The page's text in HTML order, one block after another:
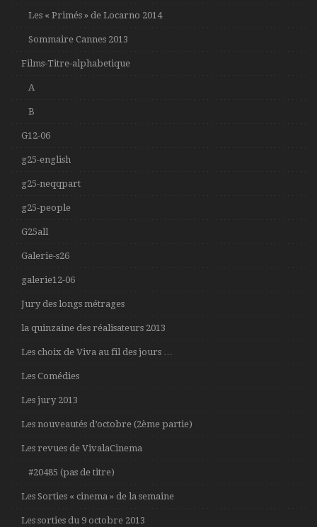
Les « Primés » de Locarno 2014
Sommaire Cannes 2013
Films-Titre-alphabetique
A
B
G12-06
g25-english
g25-neqqpart
g25-people
G25all
Galerie-s26
galerie12-06
Jury des longs métrages
la quinzaine des réalisateurs 2013
Les choix de Viva au fil des jours …
Les Comédies
Les jury 2013
Les nouveautés d’octobre (2ème partie)
Les revues de VivalaCinema
#20485 (pas de titre)
Les Sorties « cinema » de la semaine
Les sorties du 9 octobre 2013